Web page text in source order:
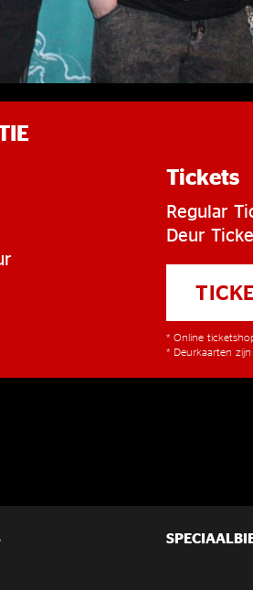
Tickets
Regular
Deur
* Online
* Deurkaarten